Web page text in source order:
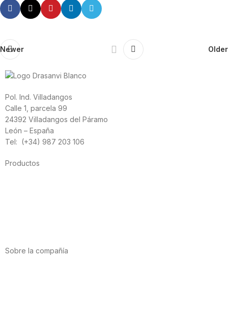
Newer Older
Pol. Ind. Villadangos
Calle 1, parcela 99
24392 Villadangos del Páramo
León – España
Tel: (+34) 987 203 106
Productos
Sobre la compañía